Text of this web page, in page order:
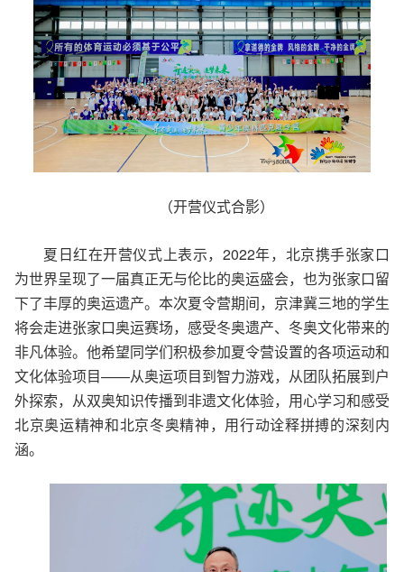
（开营仪式合影）
夏日红在开营仪式上表示，2022年，北京携手张家口
为世界呈现了一届真正无与伦比的奥运盛会，也为张家口留
下了丰厚的奥运遗产。本次夏令营期间，京津冀三地的学生
将会走进张家口奥运赛场，感受冬奥遗产、冬奥文化带来的
非凡体验。他希望同学们积极参加夏令营设置的各项运动和
文化体验项目——从奥运项目到智力游戏，从团队拓展到户
外探索，从双奥知识传播到非遗文化体验，用心学习和感受
北京奥运精神和北京冬奥精神，用行动诠释拼搏的深刻内
涵。